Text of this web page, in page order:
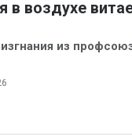
в воздухе
из